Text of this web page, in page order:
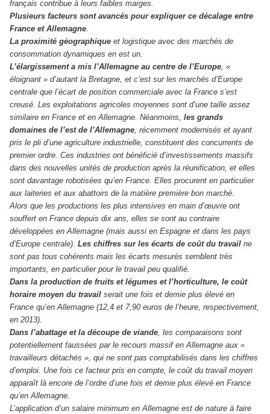
français contribue à leurs faibles marges.
Plusieurs facteurs sont avancés pour expliquer ce décalage entre
France et Allemagne.
La proximité géographique et logistique avec des marchés de
consommation dynamiques en est un.
L’élargissement a mis l’Allemagne au centre de l’Europe, «
éloignant » d’autant la Bretagne, et c’est sur les marchés d’Europe
centrale que l’écart de position commerciale avec la France s’est
creusé. Les exploitations agricoles moyennes sont d’une taille assez
similaire en France et en Allemagne. Néanmoins, les grands
domaines de l’est de l’Allemagne, récemment modernisés et ayant
pris le pli d’une agriculture industrielle, constituent des concurrents de
premier ordre. Ces industries ont bénéficié d’investissements massifs
dans des nouvelles unités de production après la réunification, et elles
sont davantage robotisées qu’en France. Elles procurent en particulier
aux laiteries et aux abattoirs de la matière première bon marché.
Alors que les productions les plus intensives en main d’œuvre ont
souffert en France depuis dix ans, elles se sont au contraire
développées en Allemagne (mais aussi en Espagne et dans les pays
d’Europe centrale). Les chiffres sur les écarts de coût du travail ne
sont pas tous cohérents mais les écarts mesurés semblent très
importants, en particulier pour le travail peu qualifié.
Dans la production de fruits et légumes et l’horticulture, le coût
horaire moyen du travail serait une fois et demie plus élevé en
France qu’en Allemagne (12,4 et 7,90 euros de l’heure, respectivement,
en 2013).
Dans l’abattage et la découpe de viande, les comparaisons sont
potentiellement faussées par le recours massif en Allemagne aux «
travailleurs détachés », qui ne sont pas comptabilisés dans les chiffres
d’emploi. Une fois ce facteur pris en compte, le coût du travail moyen
apparaît là encore de l’ordre d’une fois et demie plus élevé en France
qu’en Allemagne.
L’application d’un salaire minimum en Allemagne est de nature à faire